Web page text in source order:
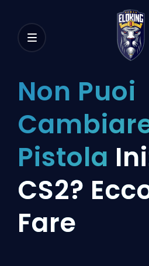
Non Puoi
Pistola
CS2?
Fare